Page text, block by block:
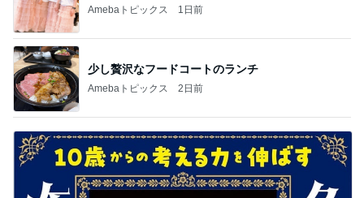
Amebaトピックス 1日前
少し贅沢なフードコートのランチ
Amebaトピックス 2日前